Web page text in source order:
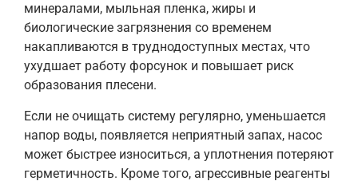
минералами, мыльная пленка, жиры и
биологические загрязнения со временем
накапливаются в труднодоступных местах, что
ухудшает работу форсунок и повышает риск
образования плесени.
Если не очищать систему регулярно, уменьшается
напор воды, появляется неприятный запах, насос
может быстрее износиться, а уплотнения потеряют
герметичность. Кроме того, агрессивные реагенты